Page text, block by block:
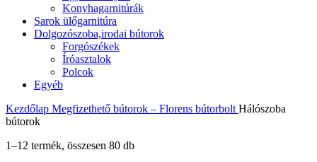
Konyhagarnitúrák
Sarok ülőgarnitúra
Dolgozószoba,irodai bútorok
Forgószékek
Íróasztalok
Polcok
Egyéb
Kezdőlap Megfizethető bútorok – Florens bútorbolt Hálószoba
bútorok
1–12 termék, összesen 80 dbSorted